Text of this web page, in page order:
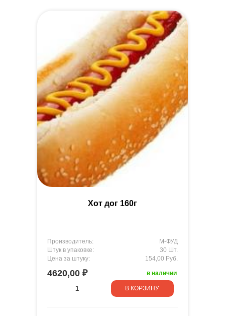
Хот дог 160г
Производитель:
М-ФУД
Штук в упаковке:
30 Шт.
Цена за штуку:
154,00 Руб.
4620,00 ₽ в наличии
В КОРЗИНУ